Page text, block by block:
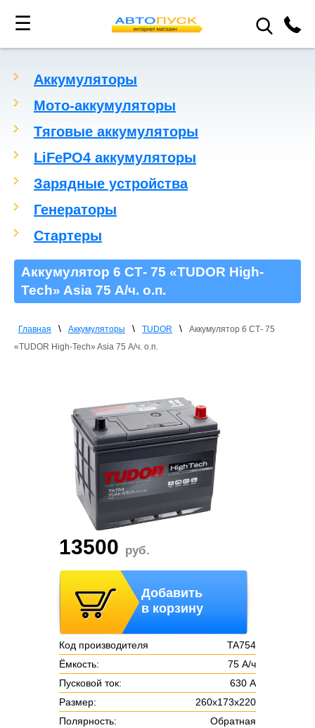
☰
Аккумуляторы
Мото-аккумуляторы
Тяговые аккумуляторы
LiFePO4 аккумуляторы
Зарядные устройства
Генераторы
Стартеры
Аккумулятор 6 СТ- 75 «TUDOR High-
Tech» Asia 75 А/ч. о.п.
Главная \ Аккумуляторы \ TUDOR \
Аккумулятор 6 СТ- 75
«TUDOR High-Tech» Asia 75 А/ч. о.п.
13500 руб.
Добавить
в корзину
Код производителя
TA754
Ёмкость:
75 А/ч
Пусковой ток:
630 А
Размер:
260х173х220
Полярность:
Обратная